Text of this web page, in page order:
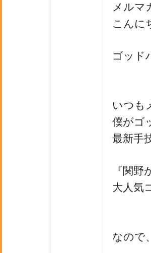
メルマ
こんに
ゴッド
いつも
僕がゴ
最新手
『関
大人気
なので、